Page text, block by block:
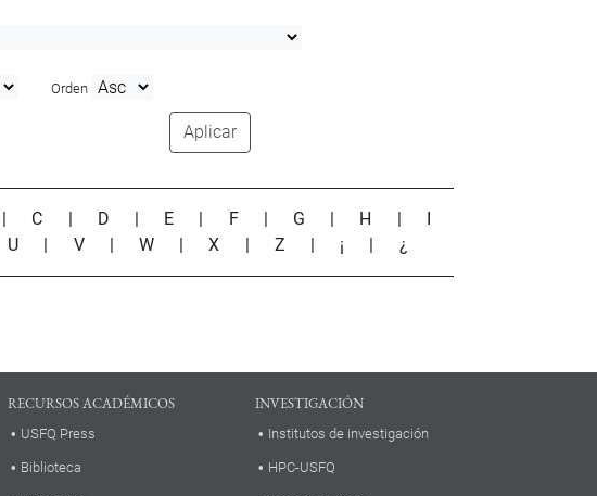
Orden
Aplicar
C D E F G H
U V W |X Z ¡ ¿
RECURSOS ACADÉMICOS
USFQ Press
Biblioteca
INVESTIGACIÓN
Institutos de investigación
HPC-USFQ